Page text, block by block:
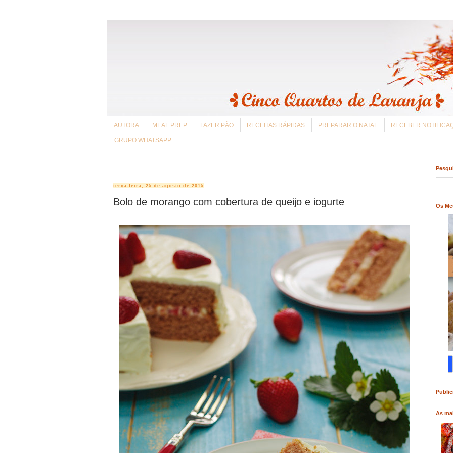
AUTORA MEAL PREP FAZER PÃO RECEITAS RÁPIDAS PREPARAR O NATAL RECEBER
GRUPO WHATSAPP
terça-feira, 25 de agosto de 2015
Bolo de morango com cobertura de queijo e iogurte Os
COMPRAR LIVRO COMPRAR LIVRO COMPRAR LIVRO
As